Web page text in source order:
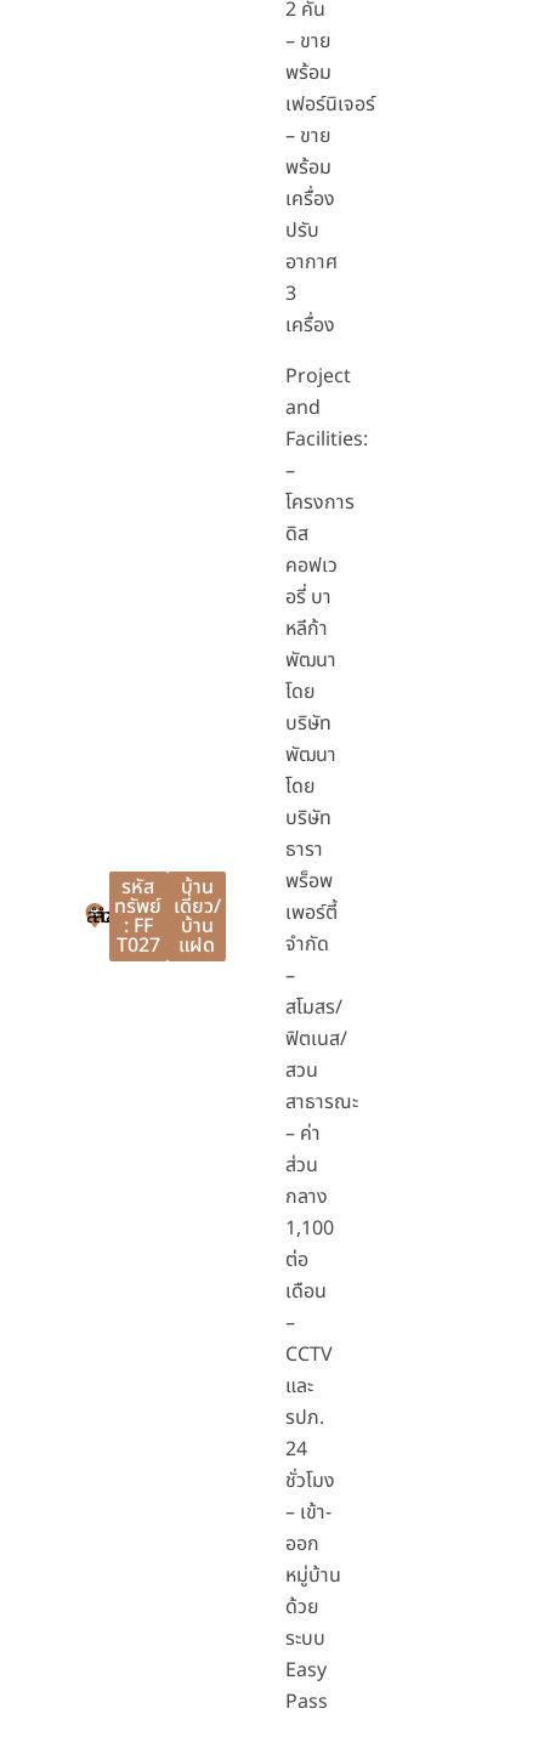
ลำลูกกา
ลำลูกกา
ปทุมธานี
รหัส
ทรัพย์
: FF
T027
บ้าน
เดี่ยว/
บ้าน
แฝด
2 คัน
– ขาย
พร้อม
เฟอร์นิเจอร์
– ขาย
พร้อม
เครื่อง
ปรับ
อากาศ
3
เครื่อง
Project
and
Facilities:
–
โครงการ
ดิส
คอฟเว
อรี่ บา
หลีก้า
พัฒนา
โดย
บริษัท
พัฒนา
โดย
บริษัท
ธารา
พร็อพ
เพอร์ตี้
จำกัด
–
สโมสร/
ฟิตเนส/
สวน
สาธารณะ
– ค่า
ส่วน
กลาง
1,100
ต่อ
เดือน
–
CCTV
และ
รปภ.
24
ชั่วโมง
– เข้า-
ออก
หมู่บ้าน
ด้วย
ระบบ
Easy
Pass